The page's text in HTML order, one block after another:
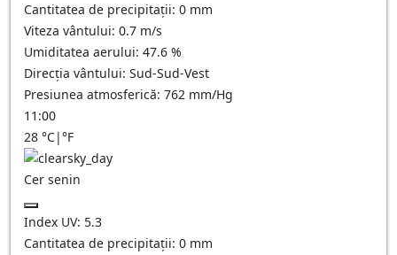
Cantitatea de precipitații: 0 mm
Viteza vântului: 0.7 m/s
Umiditatea aerului: 47.6 %
Direcția vântului: Sud-Sud-Vest
Presiunea atmosferică: 762 mm/Hg
11:00
28 °C|°F
Cer senin
Index UV: 5.3
Cantitatea de precipitații: 0 mm